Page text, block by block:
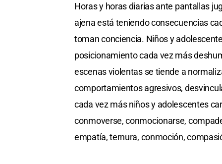
Horas y horas diarias ante pantallas
ajena está teniendo consecuencias
toman conciencia. Niños y
posicionamiento cada vez más
escenas violentas se tiende a
comportamientos agresivos,
cada vez más niños y adolescentes
conmoverse, conmocionarse,
empatía, ternura, conmoción,